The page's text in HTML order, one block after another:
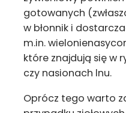
gotowanych
w błonnik i
m.in.
które znajdują się w
czy nasionach lnu.
Oprócz tego warto